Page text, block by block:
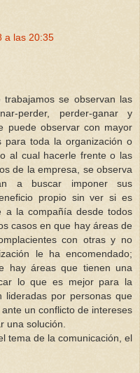
a las 20:35
trabajamos se observan las
perder, perder-ganar y
puede observar con mayor
para toda la organización o
al cual hacerle frente o las
de la empresa, se observa
a buscar imponer sus
propio sin ver si es
a la compañía desde todos
casos en que hay áreas de
con otras y no
le ha encomendado;
hay áreas que tienen una
lo que es mejor para la
lideradas por personas que
un conflicto de intereses
una solución.
tema de la comunicación, el